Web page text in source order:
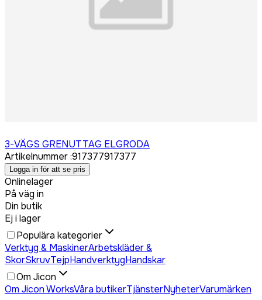
3-VÄGS GRENUTTAG ELGRODA
Artikelnummer:917377917377
Logga in för att se pris
Onlinelager
På väg in
Din butik
Ej i lager
Populära kategorier
Verktyg & MaskinerArbetskläder &
SkorSkruvTejpHandverktygHandskar
Om Jicon
Om Jicon WorksVåra butikerTjänsterNyheterVarumärken